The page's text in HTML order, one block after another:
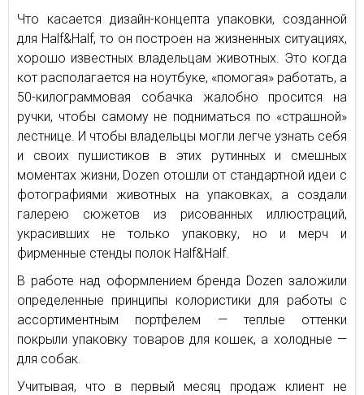
Что касается дизайн-концепта упаковки, созданной
для Half&Half, то он построен на жизненных ситуациях,
хорошо известных владельцам животных. Это когда
кот располагается на ноутбуке, «помогая» работать, а
50-килограммовая собачка жалобно просится на
ручки, чтобы самому не подниматься по «страшной»
лестнице. И чтобы владельцы могли легче узнать себя
и своих пушистиков в этих рутинных и смешных
моментах жизни, Dozen отошли от стандартной идеи с
фотографиями животных на упаковках, а создали
галерею сюжетов из рисованных иллюстраций,
украсивших не только упаковку, но и мерч и
фирменные стенды полок Half&Half.
В работе над оформлением бренда Dozen заложили
определенные принципы колористики для работы с
ассортиментным портфелем — теплые оттенки
покрыли упаковку товаров для кошек, а холодные —
для собак.
Учитывая, что в первый месяц продаж клиент не